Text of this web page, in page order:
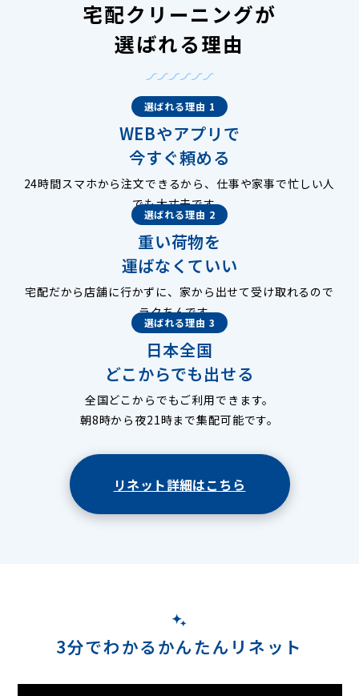
宅配クリーニングが
選ばれる理由
選ばれる理由 1
WEBやアプリで
今すぐ頼める
24時間スマホから注文できるから、仕事や家事で忙しい人
でも大丈夫です。
選ばれる理由 2
重い荷物を
運ばなくていい
宅配だから店舗に行かずに、家から出せて受け取れるので
ラクちんです。
選ばれる理由 3
日本全国
どこからでも出せる
全国どこからでもご利用できます。
朝8時から夜21時まで集配可能です。
リネット詳細はこちら
3分でわかるかんたんリネット